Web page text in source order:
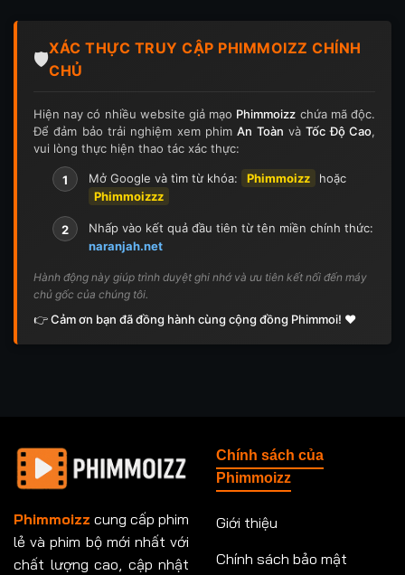
🛡️
XÁC THỰC TRUY CẬP PHIMMOIZZ CHÍNH
CHỦ
Hiện nay có nhiều website giả mạo Phimmoizz chứa mã độc.
Để đảm bảo trải nghiệm xem phimAn Toàn vàTốc Độ Cao,
vui lòng thực hiện thao tác xác thực:
1 Mở Google và tìm từ khóa: Phimmoizz
hoặc
Phimmoizzz
2
Nhấp vào kết quả đầu tiên từ tên miền chính thức:
naranjah.net
Hành động này giúp trình duyệt ghi nhớ và ưu tiên kết nối đến máy
chủ gốc của chúng tôi.
👉 Cảm ơn bạn đã đồng hành cùng cộng đồng Phimmoi! ❤️
Phimmoizz cung cấp phim
lẻ và phim bộ mới nhất với
chất lượng cao, cập nhật
Chính sách của
Phimmoizz
Giới thiệu
Chính sách bảo mật